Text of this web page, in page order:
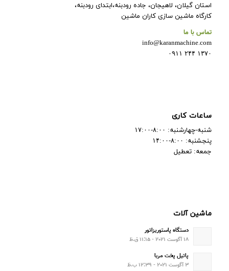
استان گیلان، لاهیجان، جاده رودبنه،ابتدای رودبنه،
کارگاه ماشین سازی کاران ماشین
تماس با ما
info@karanmachine.com
۱۳۷۰ ۲۴۴ ۰۹۱۱
ساعات کاری
شنبه-چهارشنبه: ۸:۰۰-۱۷:۰۰
پنجشنبه: ۸:۰۰-۱۴:۰۰
جمعه: تعطیل
ماشین آلات
دستگاه پاستوریزاتور
۱۸ آگوست ۲۰۲۱ - ۱۱:۱۵ ق.ظ
پاتیل پخت مربا
۳ آگوست ۲۰۲۱ - ۱۲:۳۹ ب.ظ